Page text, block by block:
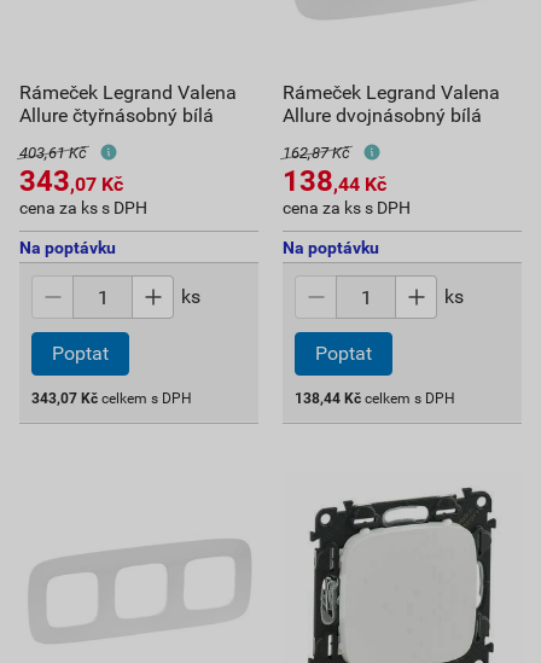
Rámeček Legrand Valena
Allure čtyřnásobný bílá
403,61 Kč
343,07 Kč
cena za ks s DPH
Na poptávku
ks
Poptat
343,07 Kč celkem s DPH
Rámeček Legrand Valena
Allure dvojnásobný bílá
162,87 Kč
138,44 Kč
cena za ks s DPH
Na poptávku
ks
Poptat
138,44 Kč celkem s DPH